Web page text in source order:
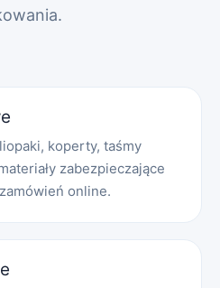
koperty, taśmy
zabezpieczające
online.